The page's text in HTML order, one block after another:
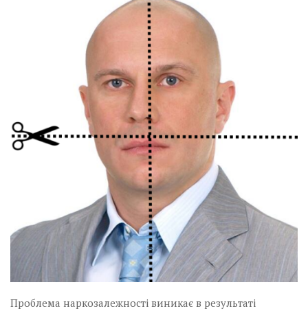
Inter/antinational
Проблема наркозалежності виникає в результаті